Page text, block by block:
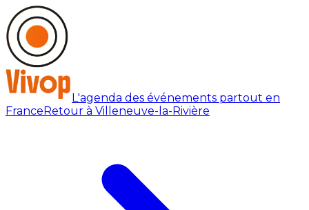
L'agenda des événements partout en
FranceRetour à Villeneuve-la-Rivière